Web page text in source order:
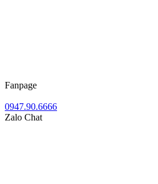
Fanpage
0947.90.6666
Zalo Chat